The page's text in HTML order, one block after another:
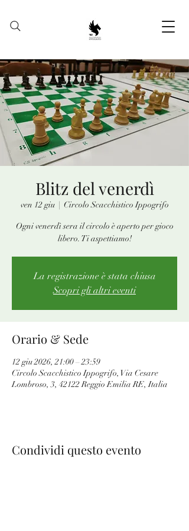
Blitz del venerdì
ven 12 giu
  |
Circolo Scacchistico Ippogrifo
Ogni venerdì sera il circolo è aperto per gioco
libero. Ti aspettiamo!
La registrazione è stata chiusa
Scopri gli altri eventi
Orario & Sede
12 giu 2026, 21:00 – 23:59
Circolo Scacchistico Ippogrifo, Via Cesare
Lombroso, 3, 42122 Reggio Emilia RE, Italia
Condividi questo evento